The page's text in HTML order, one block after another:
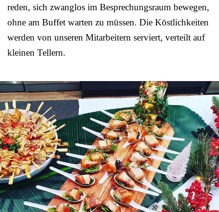
reden, sich zwanglos im Besprechungsraum bewegen,
ohne am Buffet warten zu müssen. Die Köstlichkeiten
werden von unseren Mitarbeitern serviert, verteilt auf
kleinen Tellern.